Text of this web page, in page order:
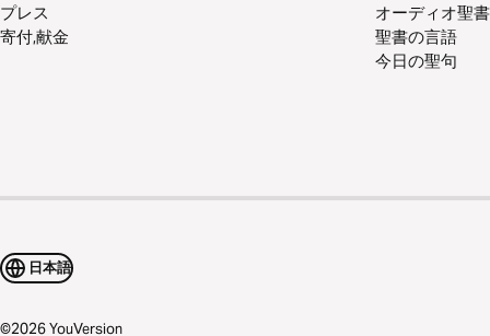
プレス
寄付,献金
オーディオ聖書
聖書の言語
今日の聖句
日本語
©2026YouVersion